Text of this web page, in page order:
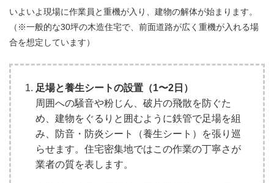
いよいよ現場に作業員と重機が入り、建物の解体が始まります。
（※一般的な30坪の木造住宅で、前面道路が広く重機が入れる場
合を想定しています）
足場と養生シートの設置（1〜2日）
周囲への騒音や粉じん、破片の飛散を防ぐた
め、建物をぐるりと囲むように鉄管で足場を組
み、防音・防炎シート（養生シート）を張り巡
らせます。住宅密集地ではこの作業の丁寧さが
業者の質を表します。